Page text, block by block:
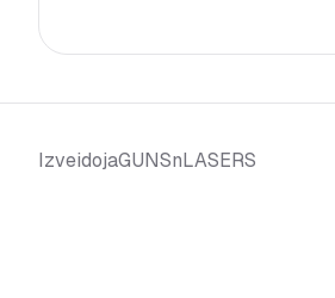
IzveidojaGUNSnLASERS